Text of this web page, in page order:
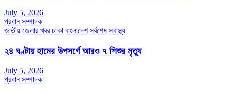
July 5, 2026
প্রধান সম্পাদক
জাতীয় জেলার খবর ঢাকা বাংলাদেশ সর্বশেষ স্বাস্থ্য
২৪ ঘণ্টায় হামের উপসর্গে আরও ৭ শিশুর মৃত্যু
July 5, 2026
প্রধান সম্পাদক